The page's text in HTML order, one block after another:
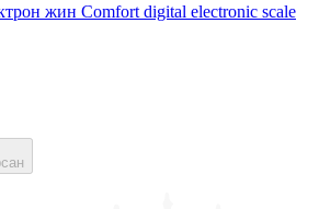
жин Comfort digital electronic scale